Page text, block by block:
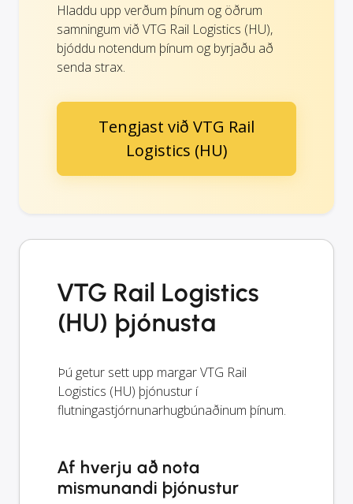
Hladdu upp verðum þínum og öðrum
samningum við VTG Rail Logistics (HU),
bjóddu notendum þínum og byrjaðu að
senda strax.
Tengjast við VTG Rail
Logistics (HU)
VTG Rail Logistics
(HU) þjónusta
Þú getur sett upp margar VTG Rail
Logistics (HU) þjónustur í
flutningastjórnunarhugbúnaðinum þínum.
Af hverju að nota
mismunandi þjónustur